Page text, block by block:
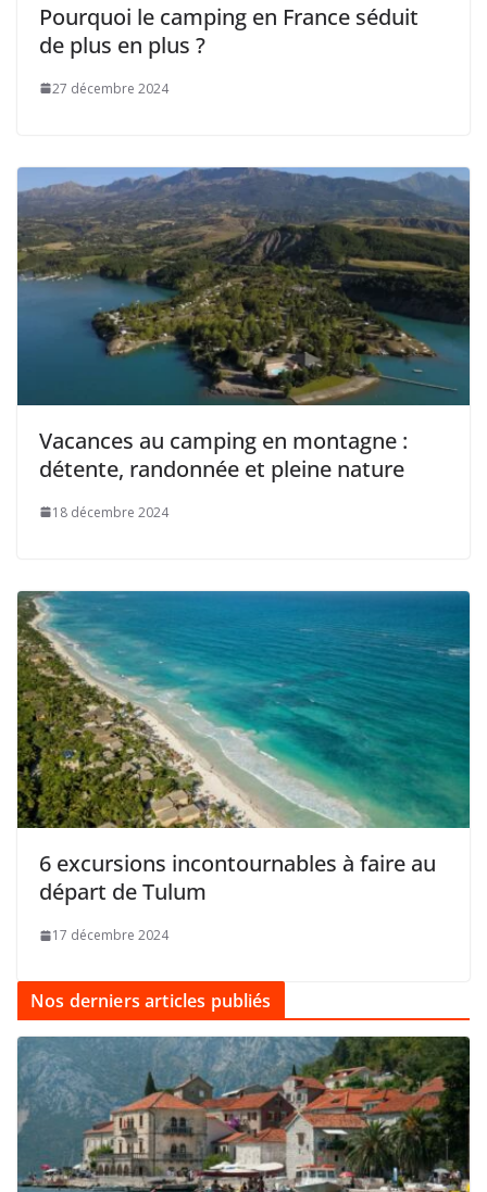
Pourquoi le camping en France séduit
de plus en plus ?
27 décembre 2024
Vacances au camping en montagne :
détente, randonnée et pleine nature
18 décembre 2024
6 excursions incontournables à faire au
départ de Tulum
17 décembre 2024
Nos derniers articles publiés